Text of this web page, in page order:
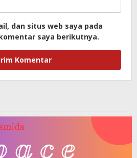
dan situs web saya pada
saya berikutnya.